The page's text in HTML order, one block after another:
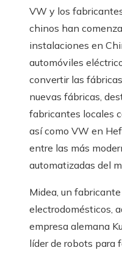
VW y los
chinos han
instalaciones en
automóviles
convertir las
nuevas fábricas,
fabricantes locales
así como VW en
entre las más
automatizadas del
Midea, un
electrodomésticos,
empresa alemana
líder de robots para